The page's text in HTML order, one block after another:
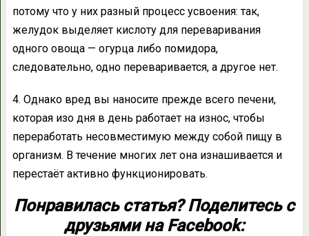
потому что у них разный процесс усвоения: так,
желудок выделяет кислоту для переваривания
одного овоща — огурца либо помидора,
следовательно, одно переваривается, а другое нет.
4. Однако вред вы наносите прежде всего печени,
которая изо дня в день работает на износ, чтобы
переработать несовместимую между собой пищу в
организм. В течение многих лет она изнашивается и
перестаёт активно функционировать.
Понравилась статья? Поделитесь с
друзьями на Facebook: